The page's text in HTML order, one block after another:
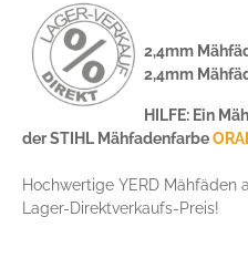
2,4mm
2,4mm
HILFE: Ein
der STIHL Mähfadenfarbe
Hochwertige YERD Mähfäden
Lager-Direktverkaufs-Preis!